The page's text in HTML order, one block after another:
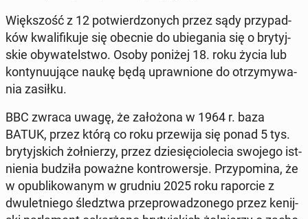
Więk­szość z 12 po­twier­dzo­nych przez sądy przy­pad­
ków kwa­li­fi­ku­je się obecnie do ubie­ga­nia się o bry­tyj­
skie oby­wa­tel­stwo. Osoby poniżej 18. roku życia lub
kon­ty­nu­ują­ce naukę będą upraw­nio­ne do otrzy­my­wa­
nia zasiłku.
BBC zwraca uwagę, że za­ło­żo­na w 1964 r. baza
BATUK, przez którą co roku prze­wi­ja się ponad 5 tys.
bry­tyj­skich żoł­nie­rzy, przez dzie­się­cio­le­cia swojego ist­
nie­nia budziła poważne kon­tro­wer­sje. Przy­po­mi­na, że
w opu­bli­ko­wa­nym w grudniu 2025 roku ra­por­cie z
dwu­let­nie­go śledz­twa prze­pro­wa­dzo­ne­go przez ke­nij­